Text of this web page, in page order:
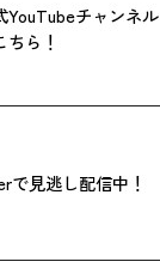
YouTubeチャンネル
ちら！
で見逃し配信中！